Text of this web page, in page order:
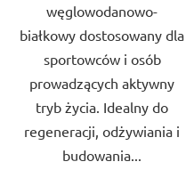
węglowodanowo-
białkowy dostosowany dla
sportowców i osób
prowadzących aktywny
tryb życia. Idealny do
regeneracji, odżywiania i
budowania...